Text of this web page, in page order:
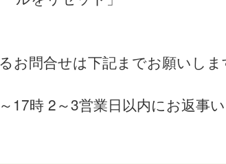
お問合せは下記までお願いしま
17時 2～3営業日以内にお返事